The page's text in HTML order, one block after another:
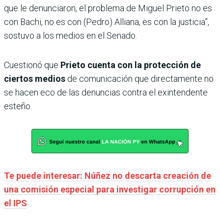
que le denunciaron, el problema de Miguel Prieto no es
con Bachi, no es con (Pedro) Alliana, es con la justicia”,
sostuvo a los medios en el Senado.
Cuestionó que Prieto cuenta con la protección de
ciertos medios de comunicación que directamente no
se hacen eco de las denuncias contra el exintendente
esteño.
Te puede interesar: Núñez no descarta creación de
una comisión especial para investigar corrupción en
el IPS